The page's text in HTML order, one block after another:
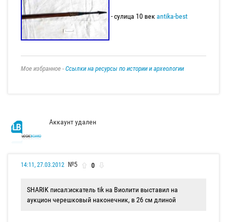
- сулица 10 векantika-best
Мое избранное - Ссылки на ресурсы по истории и археологии
Аккаунт удален
14:11, 27.03.2012 №5 0
SHARIK писал:искатель tik на Виолити выставил на
аукцион черешковый наконечник, в 26 см длиной